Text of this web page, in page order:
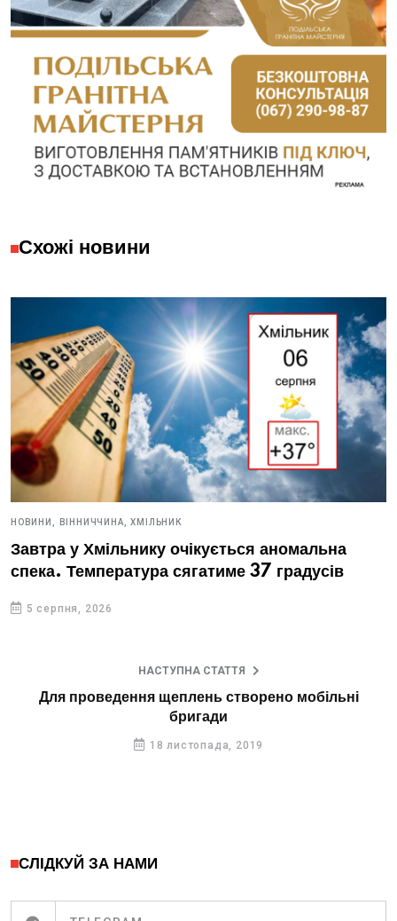
Схожі новини
НОВИНИ, ВІННИЧЧИНА, ХМІЛЬНИК
Завтра у Хмільнику очікується аномальна
спека. Температура сягатиме 37 градусів
5 серпня, 2026
НАСТУПНА СТАТТЯ
Для проведення щеплень створено мобільні
бригади
18 листопада, 2019
СЛІДКУЙ ЗА НАМИ